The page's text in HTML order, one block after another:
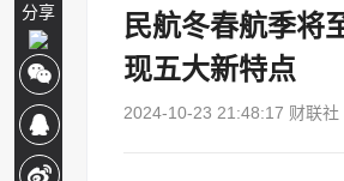
分享
民航冬春航季将
现五大新特点
2024-10-23 21:48:17 财联社